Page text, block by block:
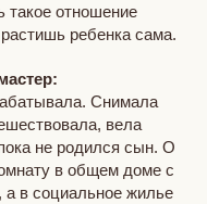
отношение
ребенка сама.
Снимала
вела
не родился сын. О
в общем доме с
в социальное жилье